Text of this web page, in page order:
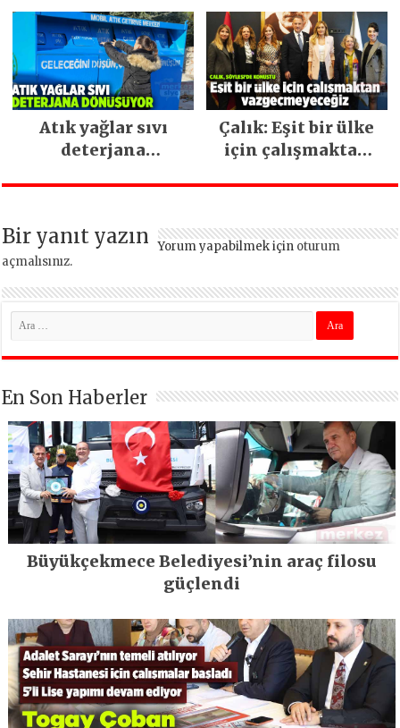
ara vermeden
devam ediyor
Atık yağlar sıvı
deterjana
Çalık: Eşit bir ülke
için çalışmaktan
Bir yanıt yazın Yorum yapabilmek için oturum
açmalısınız.
En Son Haberler
Büyükçekmece Belediyesi’nin araç filosu
güçlendi